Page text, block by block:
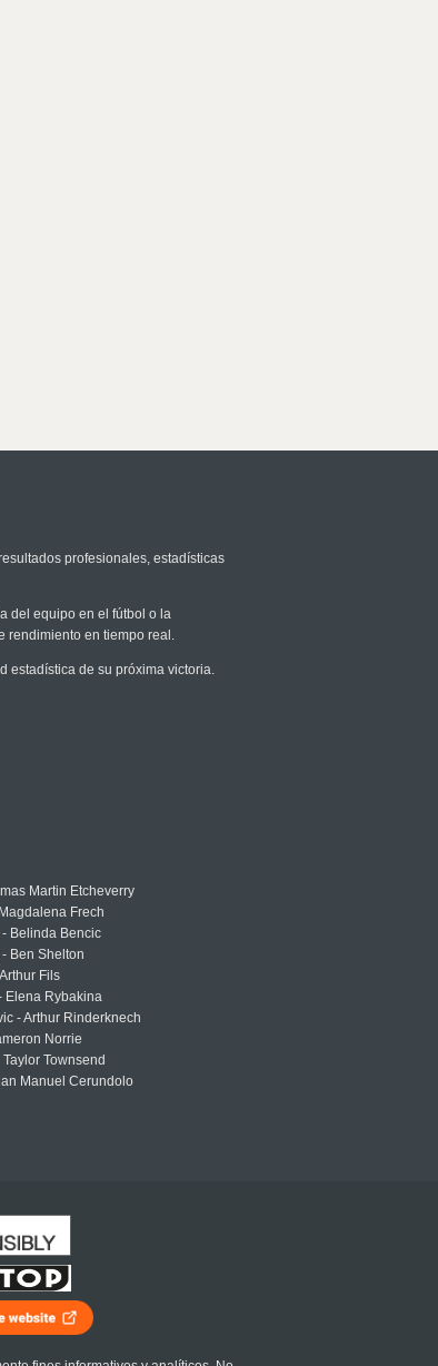
profesionales, estadísticas
del equipo en el fútbol o la
rendimiento en tiempo real.
estadística de su próxima victoria.
Martin Etcheverry
Frech
Belinda Bencic
Ben Shelton
Fils
Elena Rybakina
- Arthur Rinderknech
Norrie
Townsend
Manuel Cerundolo